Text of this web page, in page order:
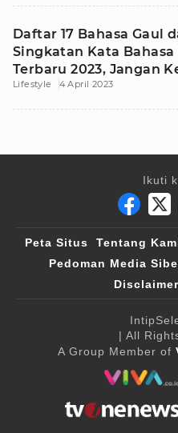
Daftar 17 Bahasa Gaul
Singkatan Kata Bahasa
Terbaru 2023, Jangan
Lifestyle 4 April 2023
Ikuti
Peta Situs Tentang
Pedoman Media
Disclaimer
| All
A Group Member of